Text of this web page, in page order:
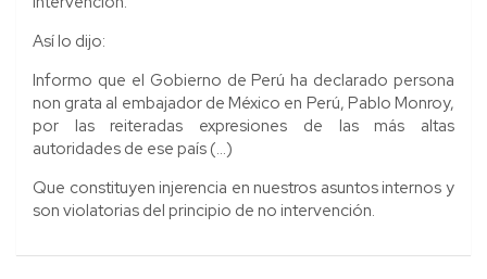
Así lo dijo:
Informo que el Gobierno de Perú ha declarado persona
non grata al embajador de México en Perú, Pablo Monroy,
por las reiteradas expresiones de las más altas
autoridades de ese país (…)
Que constituyen injerencia en nuestros asuntos internos y
son violatorias del principio de no intervención.